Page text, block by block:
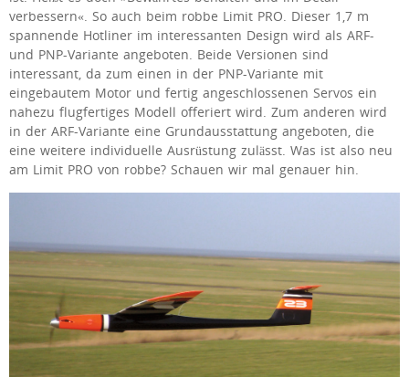
verbessern«. So auch beim robbe Limit PRO. Dieser 1,7 m
spannende Hotliner im interessanten Design wird als ARF-
und PNP-Variante angeboten. Beide Versionen sind
interessant, da zum einen in der PNP-Variante mit
eingebautem Motor und fertig angeschlossenen Servos ein
nahezu flugfertiges Modell offeriert wird. Zum anderen wird
in der ARF-Variante eine Grundausstattung angeboten, die
eine weitere individuelle Ausrüstung zulässt. Was ist also neu
am Limit PRO von robbe? Schauen wir mal genauer hin.